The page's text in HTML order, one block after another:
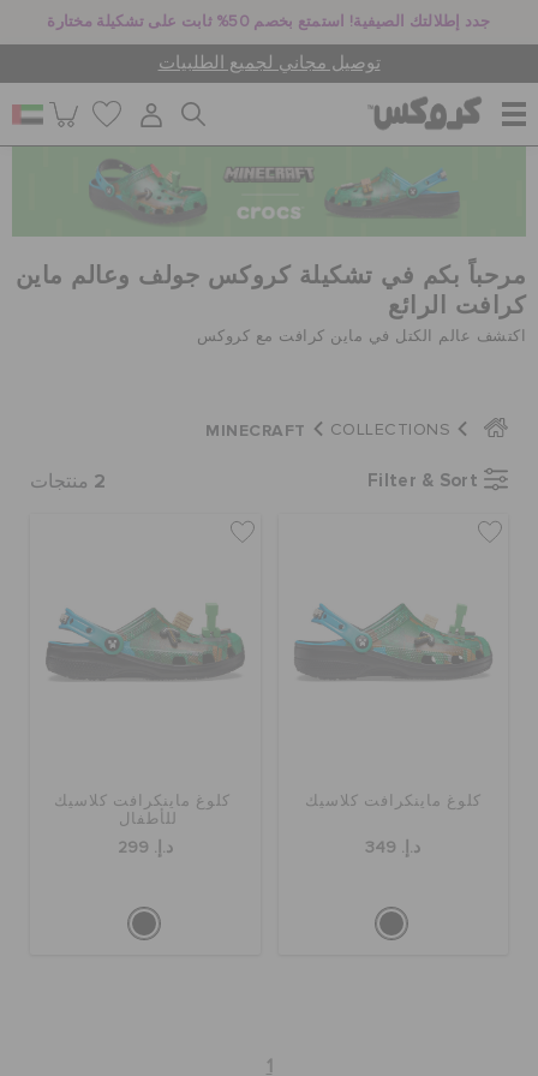
جدد إطلالتك الصيفية! استمتع بخصم 50% ثابت على تشكيلة مختارة
توصيل مجاني لجميع الطلبيات
للرجال
جيبيتز تشارمز
كروكس لمكان العمل
الحقائب
قائمة الامنيات
مرحباً بكم في تشكيلة كروكس جولف وعالم ماين
كرافت الرائع
اكتشف عالم الكتل في ماين كرافت مع كروكس
COLLECTIONS
MINECRAFT
Filter & Sort
2 منتجات
كلوغ ماينكرافت كلاسيك
د.إ. 349
كلوغ ماينكرافت كلاسيك
للأطفال
د.إ. 299
1